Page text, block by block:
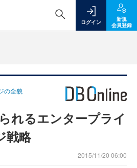
ログイン
新規
会員登録
の全貌
れるエンタープライ
戦略
2015/11/20 06:00